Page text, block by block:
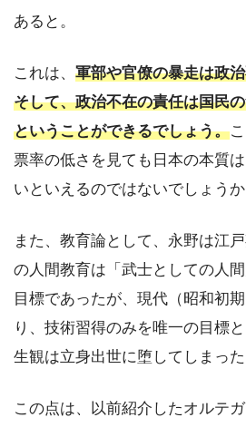
あると。
これは、 軍部や官僚の暴走は政
そして、政治不在の責任は国民
ということができるでしょう。
票率の低さを見ても日本の本質
いといえるのではないでしょうか
また、教育論として、永野は江
の人間教育は「武士としての人
目標であったが、現代（昭和初
り、技術習得のみを唯一の目標
生観は立身出世に堕してしまった
この点は、以前紹介したオルテ